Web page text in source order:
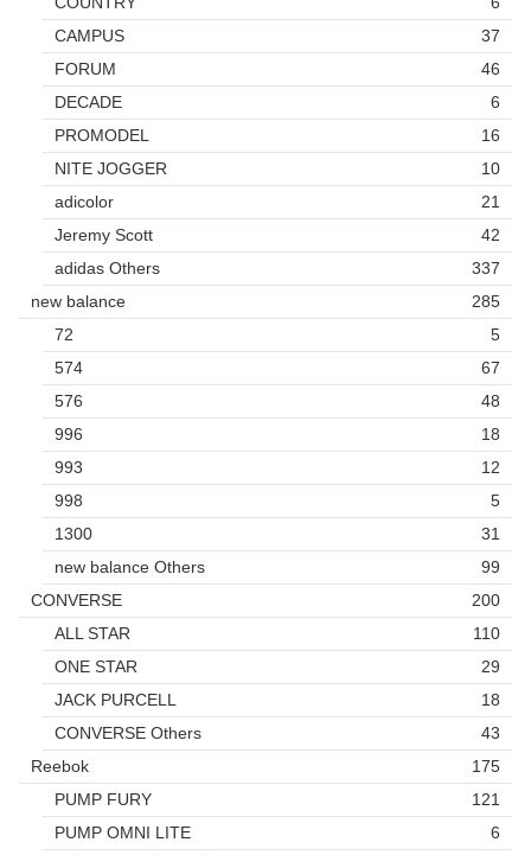
CAMPUS
37
FORUM
46
DECADE
6
PROMODEL
16
NITE JOGGER
10
adicolor
21
Jeremy Scott
42
adidas Others
337
new balance
285
72
5
574
67
576
48
996
18
993
12
998
5
1300
31
new balance Others
99
CONVERSE
200
ALL STAR
110
ONE STAR
29
JACK PURCELL
18
CONVERSE Others
43
Reebok
175
PUMP FURY
121
PUMP OMNI LITE
6